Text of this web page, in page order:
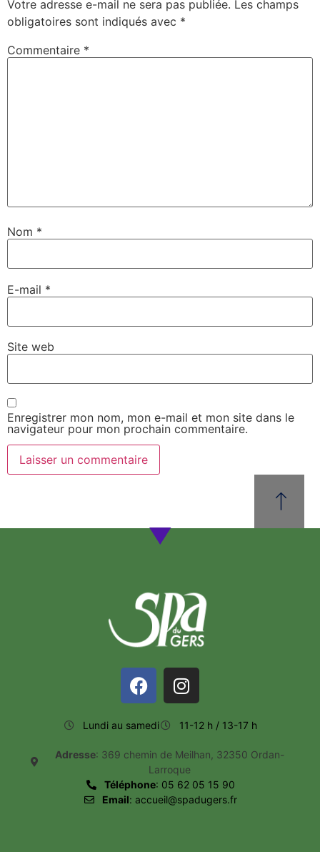
Votre adresse e-mail ne sera pas publiée. Les champs
obligatoires sont indiqués avec *
Commentaire *
Nom *
E-mail *
Site web
Enregistrer mon nom, mon e-mail et mon site dans le
navigateur pour mon prochain commentaire.
Lundi au samedi 11-12 h / 13-17 h
Adresse: 369 chemin de Meilhan, 32350 Ordan-
Larroque
Téléphone: 05 62 05 15 90
Email: accueil@spadugers.fr